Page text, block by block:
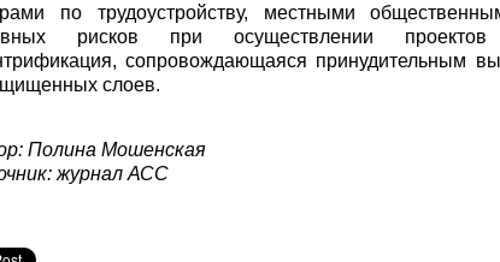
по трудоустройству, местными
рисков при осуществлении проектов
сопровождающаяся принудительным
слоев.
Полина Мошенская
журнал АСС